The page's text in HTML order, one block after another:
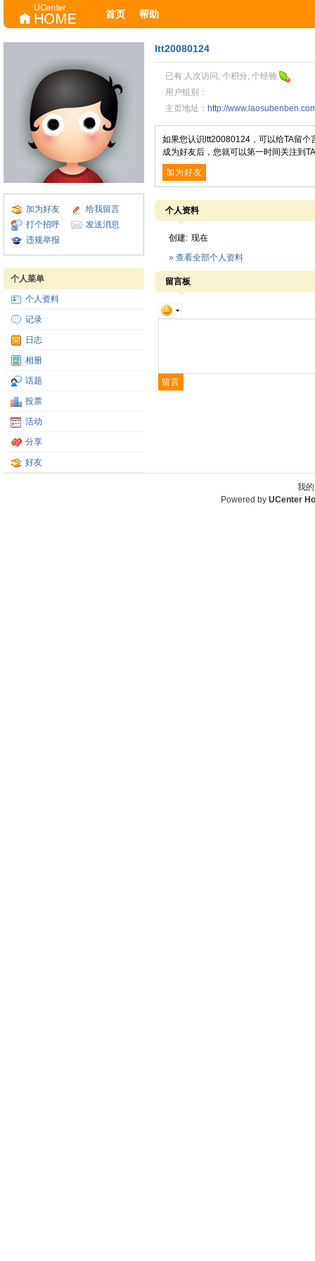
首页 帮助
加为好友
给我留言
打个招呼
发送消息
违规举报
个人菜单
个人资料
记录
日志
相册
话题
投票
活动
分享
好友
ltt20080124
已有 人次访问, 个积分, 个经验
用户组别：
主页地址： http://
如果您认识ltt20080124，可以给TA留
成为好友后，您就可以第一时间关注到
加为好友
个人资料
创建: 现在
» 查看全部个人资料
留言板
我
Powered by UCenter